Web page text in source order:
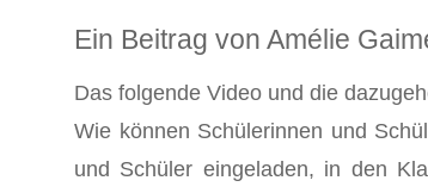
Ein Beitrag von Amélie
Das folgende Video und die
Wie können Schülerinnen und
und Schüler eingeladen, in den